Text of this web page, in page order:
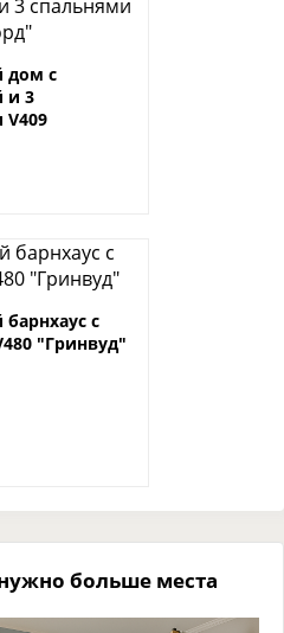
дом с
и 3
V409
с
"Гринвуд"
больше места